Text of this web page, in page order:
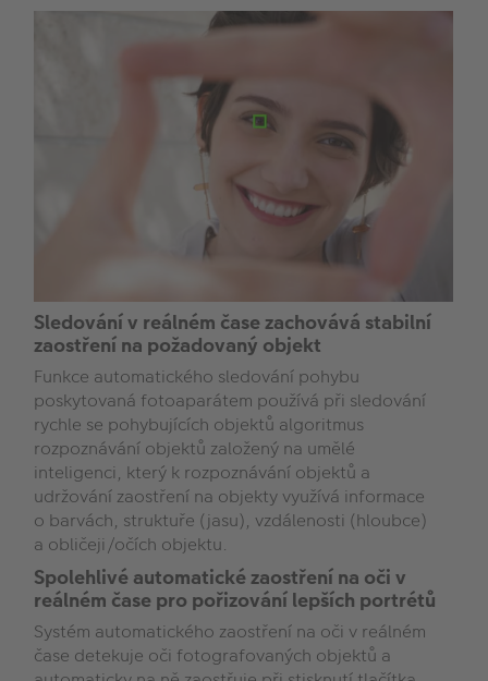
Sledování v reálném čase zachovává stabilní
zaostření na požadovaný objekt
Funkce automatického sledování pohybu
poskytovaná fotoaparátem používá při sledování
rychle se pohybujících objektů algoritmus
rozpoznávání objektů založený na umělé
inteligenci, který k rozpoznávání objektů a
udržování zaostření na objekty využívá informace
o barvách, struktuře (jasu), vzdálenosti (hloubce)
a obličeji/očích objektu.
Spolehlivé automatické zaostření na oči v
reálném čase pro pořizování lepších portrétů
Systém automatického zaostření na oči v reálném
čase detekuje oči fotografovaných objektů a